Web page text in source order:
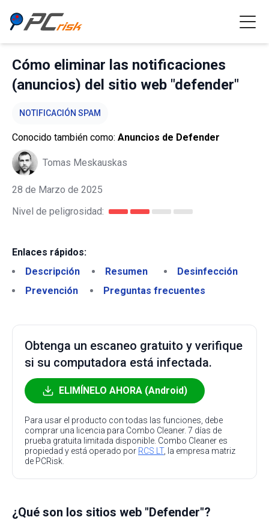
Cómo eliminar las notificaciones
(anuncios) del sitio web "defender"
NOTIFICACIÓN SPAM
Conocido también como: Anuncios de Defender
Tomas Meskauskas
28 de Marzo de 2025
Nivel de peligrosidad:
Enlaces rápidos:
Descripción
Resumen
Desinfección
Prevención
Preguntas frecuentes
Obtenga un escaneo gratuito y verifique
si su computadora está infectada.
ELIMÍNELO AHORA (Android)
Para usar el producto con todas las funciones, debe
comprar una licencia para Combo Cleaner. 7 días de
prueba gratuita limitada disponible. Combo Cleaner es
propiedad y está operado por RCS LT, la empresa matriz
de PCRisk.
¿Qué son los sitios web "Defender"?